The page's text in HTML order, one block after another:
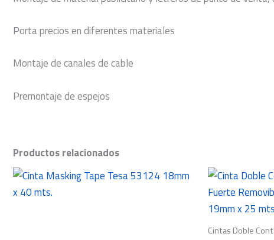
Porta precios en diferentes materiales
Montaje de canales de cable
Premontaje de espejos
Productos relacionados
Cintas Doble